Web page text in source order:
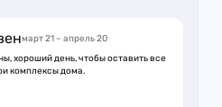
март 21 – апрель 20
хороший день, чтобы оставить все
комплексы дома.